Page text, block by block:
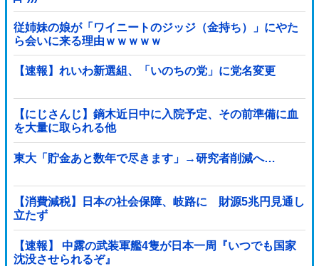
従姉妹の娘が「ワイニートのジッジ（金持ち）」にやた
ら会いに来る理由ｗｗｗｗｗ
【速報】れいわ新選組、「いのちの党」に党名変更
【にじさんじ】鏑木近日中に入院予定、その前準備に血
を大量に取られる他
東大「貯金あと数年で尽きます」→研究者削減へ…
【消費減税】日本の社会保障、岐路に 財源5兆円見通し
立たず
【速報】 中露の武装軍艦4隻が日本一周『いつでも国家
沈没させられるぞ』